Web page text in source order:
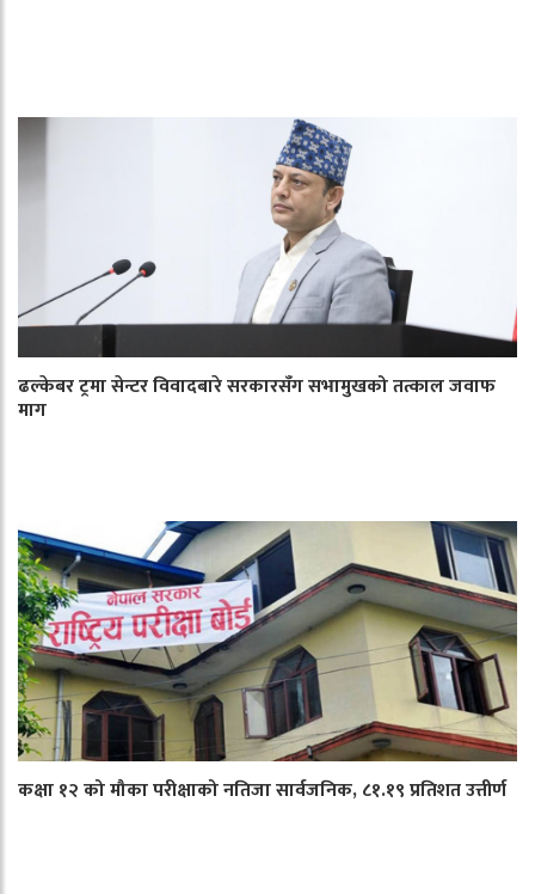
ढल्केबर ट्रमा सेन्टर विवादबारे सरकारसँग सभामुखको तत्काल जवाफ
माग
कक्षा १२ को मौका परीक्षाको नतिजा सार्वजनिक, ८१.१९ प्रतिशत उत्तीर्ण